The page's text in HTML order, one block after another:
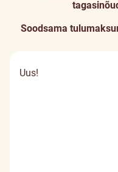
Soodsama
Uus!